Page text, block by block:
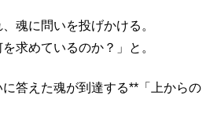
魂に問いを投げかける。
求めているのか？」と。
答えた魂が到達する**「上からの